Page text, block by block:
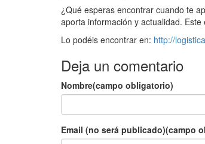
¿Qué esperas encontrar cuando te
aporta información y actualidad.
Lo podéis encontrar en: http://
Deja un comentario
Nombre(campo obligatorio)
Email (no será publicado)(campo